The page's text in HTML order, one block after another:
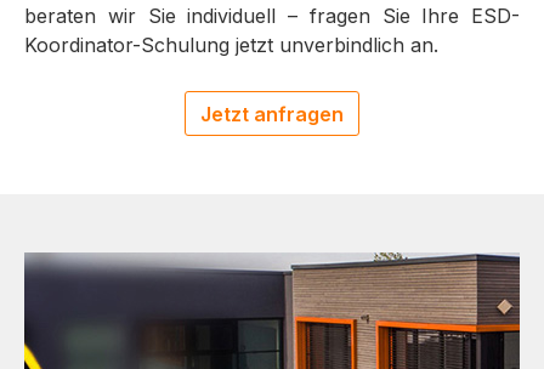
beraten wir Sie individuell – fragen Sie Ihre ESD-
Koordinator-Schulung jetzt unverbindlich an.
Jetzt anfragen